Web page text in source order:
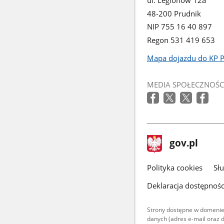
48-200 Prudnik
NIP 755 16 40 897
Regon 531 419 653
Mapa dojazdu do KP
się
w
MEDIA
stopka
gov.pl Strona
gov.pl
gov.pl
Polityka cookies
Deklaracja
Strony dostępne w
danych (adres e-mail oraz